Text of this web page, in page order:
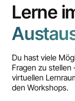
Lerne
Du hast viele
Fragen zu stellen
virtuellen
den Workshops.